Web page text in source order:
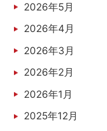
2026年5月
2026年4月
2026年3月
2026年2月
2026年1月
2025年12月